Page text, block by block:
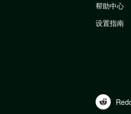
帮助中心
设置指南